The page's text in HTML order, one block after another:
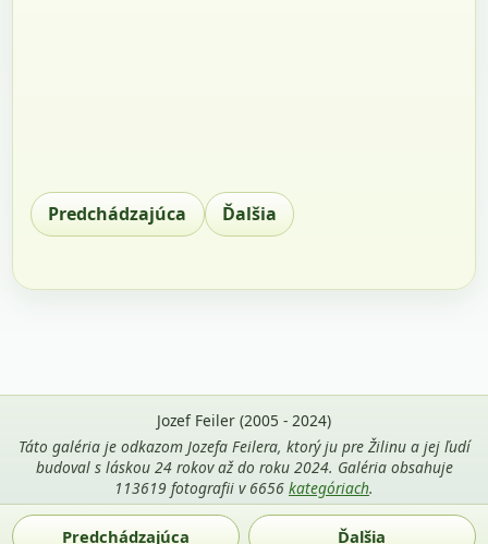
Predchádzajúca Ďalšia
Predchádzajúca Ďalšia
Jozef Feiler (2005 - 2024)
Táto galéria je odkazom Jozefa Feilera, ktorý ju pre Žilinu a jej ľudí
budoval s láskou 24 rokov až do roku 2024. Galéria obsahuje
113619 fotografii v 6656 kategóriach.
Použitie fotografií z tejto stránky je povolené len s uvedením